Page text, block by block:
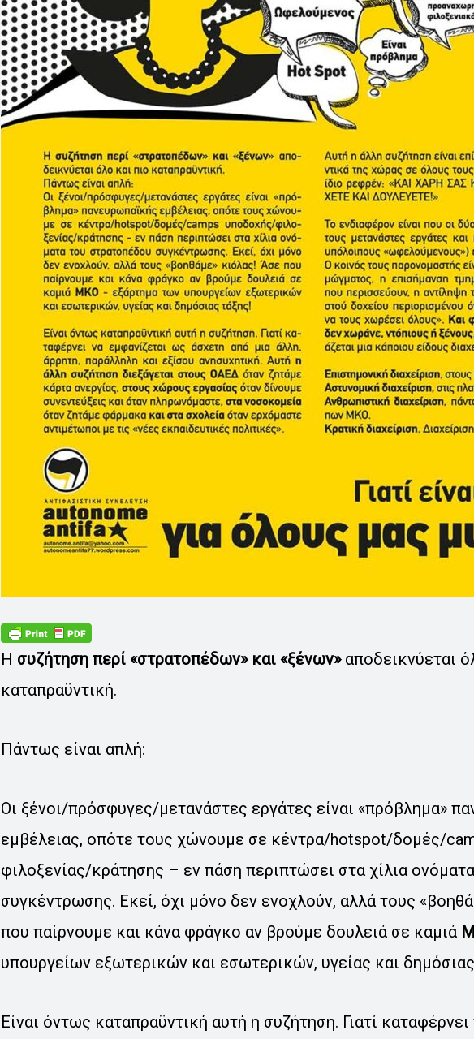
Η συζήτηση περί «στρατοπέδων» και «ξένων»αποδεικνύεται
καταπραϋντική.
Πάντως είναι απλή:
Οι ξένοι/πρόσφυγες/μετανάστες εργάτες είναι «πρόβλημα»
εμβέλειας, οπότε τους χώνουμε σε κέντρα/hotspot/δομές/
φιλοξενίας/κράτησης – εν πάση περιπτώσει στα χίλια
συγκέντρωσης. Εκεί, όχι μόνο δεν ενοχλούν, αλλά τους
που παίρνουμε και κάνα φράγκο αν βρούμε δουλειά σε καμιά
υπουργείων εξωτερικών και εσωτερικών, υγείας και
Είναι όντως καταπραϋντική αυτή η συζήτηση. Γιατί